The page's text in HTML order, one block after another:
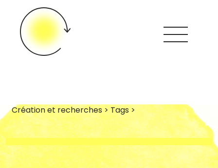
Looops ?
Créations &
Création et recherches > Tags >